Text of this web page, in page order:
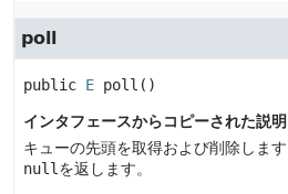
poll
public E poll ()
インタフェースからコピーされた説
キューの先頭を取得および削除しま
null を返します。